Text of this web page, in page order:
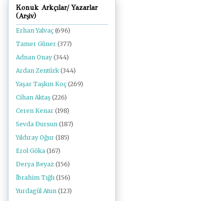
Konuk Arkçılar/ Yazarlar
(Arşiv)
Erhan Yalvaç (696)
Tamer Güner (377)
Adnan Onay (344)
Ardan Zentürk (344)
Yaşar Taşkın Koç (269)
Cihan Aktaş (226)
Ceren Kenar (198)
Sevda Dursun (187)
Yıldıray Oğur (185)
Erol Göka (167)
Derya Beyaz (156)
İbrahim Tığlı (156)
Yurdagül Atun (123)